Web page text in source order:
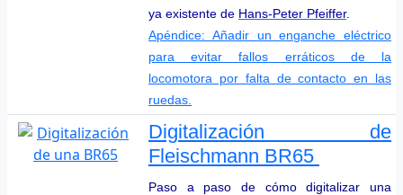
ya existente de Hans-Peter Pfeiffer.
Apéndice: Añadir un enganche eléctrico
para evitar fallos erráticos de la
locomotora por falta de contacto en las
ruedas.
Digitalización de
Fleischmann BR65
Paso a paso de cómo digitalizar una